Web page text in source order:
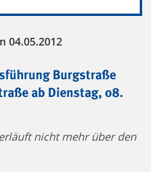
04.05.2012
Burgstraße
ab Dienstag, 08.
nicht mehr über den